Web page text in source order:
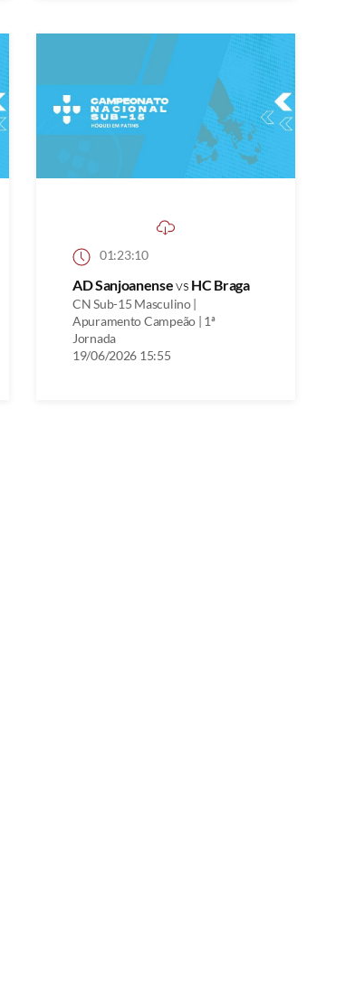
01:23:10
AD Sanjoanensevs HC Braga
CN Sub-15 Masculino |
Apuramento Campeão | 1ª
Jornada
19/06/2026 15:55